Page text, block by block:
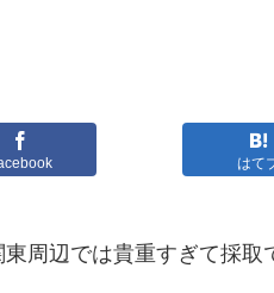
はて
周辺では貴重すぎて採取